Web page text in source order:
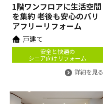
1階ワンフロアに生活空間
を集約 老後も安心のバリ
アフリーリフォーム
戸建て
安全と快適の
シニア向けリフォーム
詳細を見る